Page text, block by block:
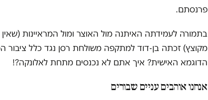
פרנסתם.
בתמורה לעמידתה האיתנה מול האוצר ומול המראיינות
מקוצץ) זכתה בן-דוד למתקפה משולחת רסן נגד כלל ציבור
הדוגמא האישית? איך אתם לא נכנסים מתחת לאלונקה?!
אנחנו אוהבים עניים שבורים